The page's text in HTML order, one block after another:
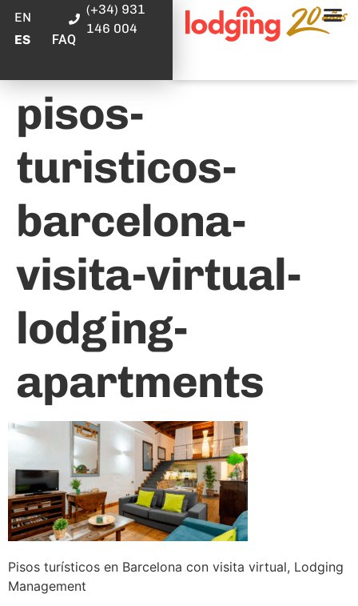
EN
ES
FAQ
(+34) 931
146 004
pisos-
turisticos-
barcelona-
visita-virtual-
lodging-
apartments
Pisos turísticos en Barcelona con visita virtual, Lodging
Management